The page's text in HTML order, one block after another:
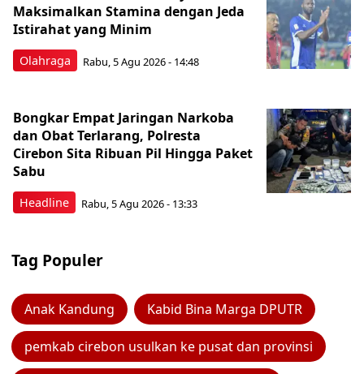
Olahraga
Maksimalkan Stamina dengan Jeda
Istirahat yang Minim
Rabu, 5 Agu 2026 - 14:48
Headline
Bongkar Empat Jaringan Narkoba
dan Obat Terlarang, Polresta
Cirebon Sita Ribuan Pil Hingga Paket
Sabu
Rabu, 5 Agu 2026 - 13:33
Tag Populer
Anak Kandung Kabid Bina Marga DPUTR
pemkab cirebon usulkan ke pusat dan provinsi